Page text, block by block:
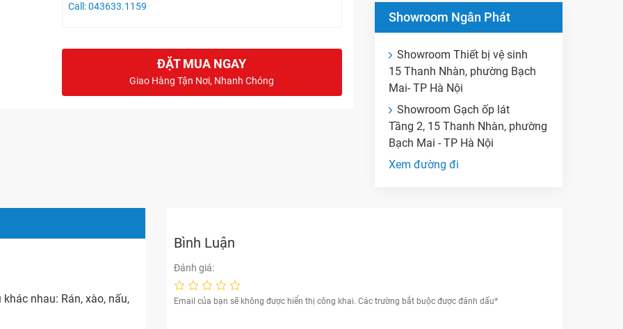
Call: 043633.1159
ĐẶT MUA NGAY
Giao Hàng Tận Nơi, Nhanh Chóng
Showroom Ngân Phát
Showroom Thiết bị vệ sinh
15 Thanh Nhàn, phường Bạch
Mai- TP Hà Nội
Showroom Gạch ốp lát
Tầng 2, 15 Thanh Nhàn, phường
Bạch Mai - TP Hà Nội
Xem đường đi
nhau: Rán, xào, nấu,
Bình Luận
Đánh giá:
Email của bạn sẽ không được hiển thị công khai. Các trường bắt buộc được đánh dấu*